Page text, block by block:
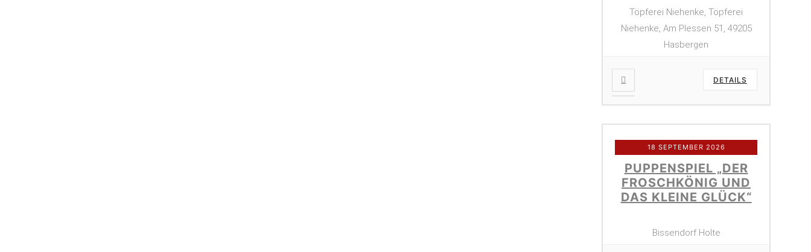
Töpferei Niehenke, Töpferei
Niehenke, Am Plessen 51, 49205
Hasbergen
DETAILS
18 SEPTEMBER 2026
PUPPENSPIEL „DER
FROSCHKÖNIG UND
DAS KLEINE GLÜCK“
Bissendorf Holte